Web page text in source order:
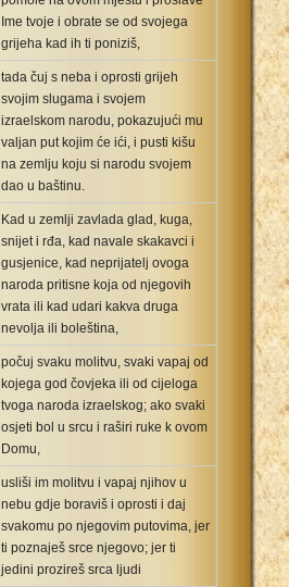
Ime tvoje i obrate se od svojega
grijeha kad ih ti poniziš,
tada čuj s neba i oprosti grijeh
svojim slugama i svojem
izraelskom narodu, pokazujući mu
valjan put kojim će ići, i pusti kišu
na zemlju koju si narodu svojem
dao u baštinu.
Kad u zemlji zavlada glad, kuga,
snijet i rđa, kad navale skakavci i
gusjenice, kad neprijatelj ovoga
naroda pritisne koja od njegovih
vrata ili kad udari kakva druga
nevolja ili boleština,
počuj svaku molitvu, svaki vapaj od
kojega god čovjeka ili od cijeloga
tvoga naroda izraelskog; ako svaki
osjeti bol u srcu i raširi ruke k ovom
Domu,
usliši im molitvu i vapaj njihov u
nebu gdje boraviš i oprosti i daj
svakomu po njegovim putovima, jer
ti poznaješ srce njegovo; jer ti
jedini prozireš srca ljudi